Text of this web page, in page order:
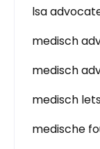
lsa
medisch
medisch
medisch
medische